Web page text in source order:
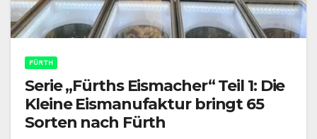
FÜRTH
Serie „Fürths Eismacher“ Teil 1: Die
Kleine Eismanufaktur bringt 65
Sorten nach Fürth